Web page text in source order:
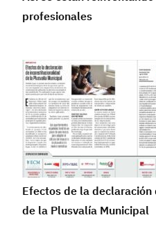
profesionales
Efectos de la
de la Plusvalía Municipal